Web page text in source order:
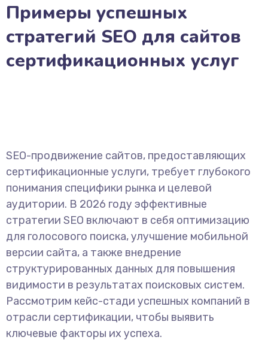
Примеры успешных
стратегий SEO для сайтов
сертификационных услуг
SEO-продвижение сайтов, предоставляющих
сертификационные услуги, требует глубокого
понимания специфики рынка и целевой
аудитории. В 2026 году эффективные
стратегии SEO включают в себя оптимизацию
для голосового поиска, улучшение мобильной
версии сайта, а также внедрение
структурированных данных для повышения
видимости в результатах поисковых систем.
Рассмотрим кейс-стади успешных компаний в
отрасли сертификации, чтобы выявить
ключевые факторы их успеха.